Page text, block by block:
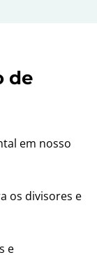
de
em nosso
os divisores e
e